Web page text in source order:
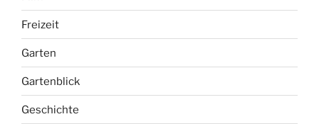
Freizeit
Garten
Gartenblick
Geschichte